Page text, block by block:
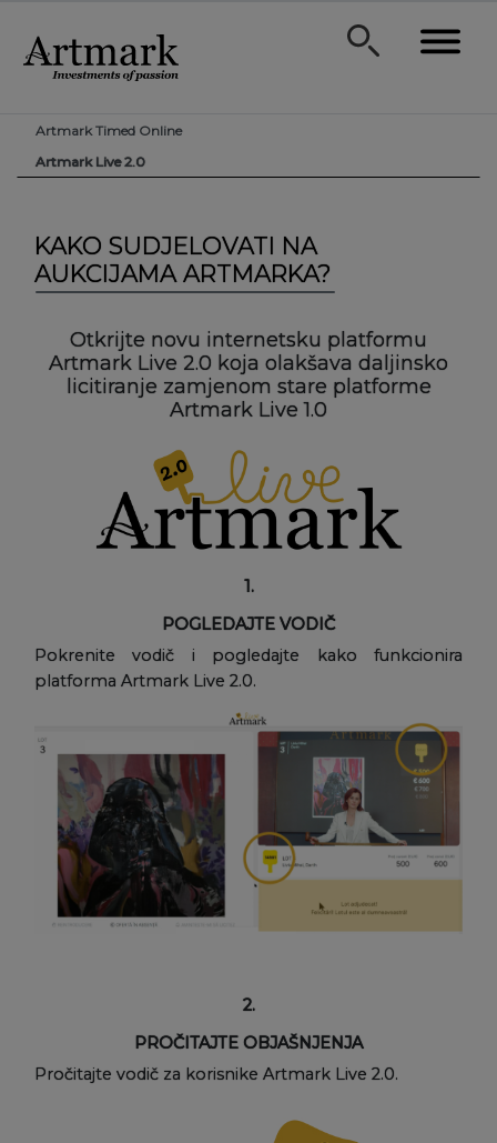
Artmark Timed Online
Artmark Live 2.0
KAKO SUDJELOVATI NA
AUKCIJAMA ARTMARKA?
Otkrijte novu internetsku platformu
Artmark Live 2.0 koja olakšava daljinsko
licitiranje zamjenom stare platforme
Artmark Live 1.0
1.
POGLEDAJTE VODIČ
Pokrenite vodič i pogledajte kako funkcionira
platforma Artmark Live 2.0.
2.
PROČITAJTE OBJAŠNJENJA
Pročitajte vodič za korisnike Artmark Live 2.0.